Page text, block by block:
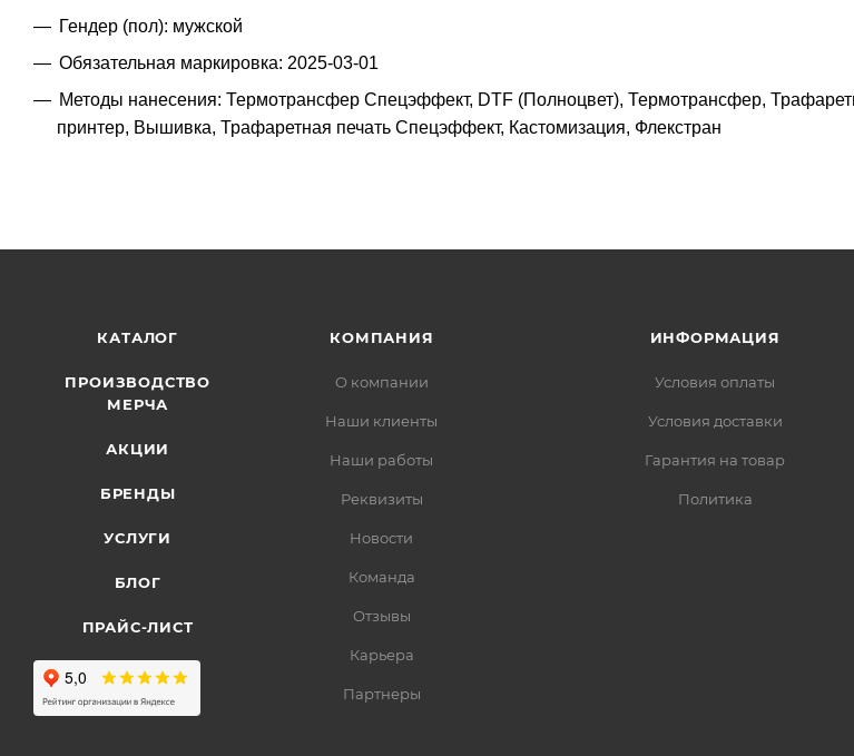
Гендер (пол): мужской
Обязательная маркировка: 2025-03-01
Методы нанесения: Термотрансфер Спецэффект, DTF (Полноцвет), Термотрансфер,
принтер, Вышивка, Трафаретная печать Спецэффект, Кастомизация, Флекстран
КАТАЛОГ
ПРОИЗВОДСТВО
МЕРЧА
АКЦИИ
БРЕНДЫ
УСЛУГИ
БЛОГ
ПРАЙС-ЛИСТ
КОМПАНИЯ
О компании
Наши клиенты
Наши работы
Реквизиты
Новости
Команда
Отзывы
Карьера
Партнеры
ИНФОРМАЦИЯ
Условия оплаты
Условия доставки
Гарантия на товар
Политика